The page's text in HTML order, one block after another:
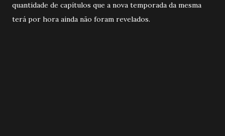
quantidade de capítulos que a nova temporada da mesma
terá por hora ainda não foram revelados.